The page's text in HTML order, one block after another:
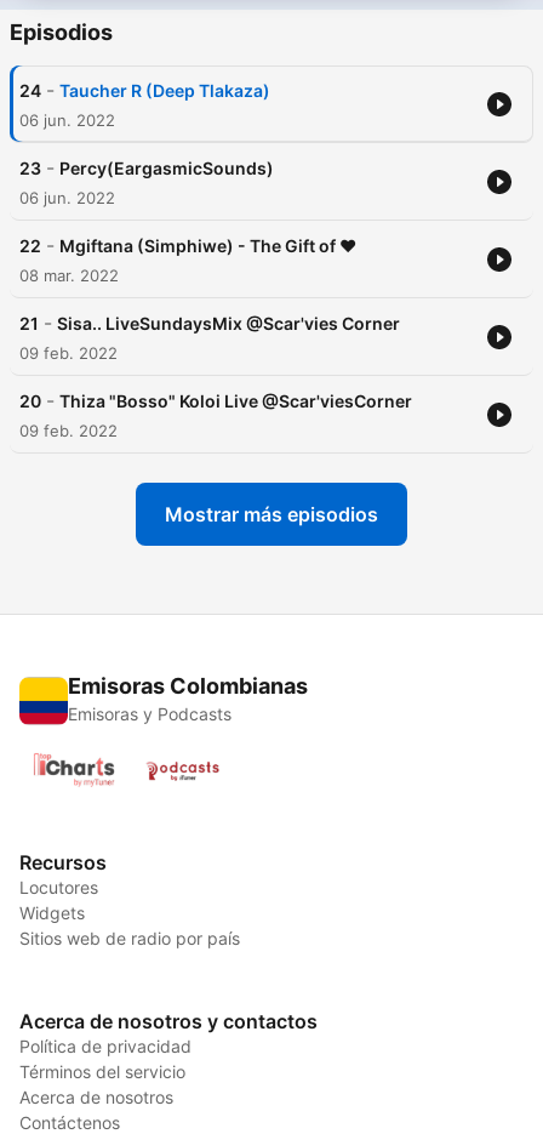
Episodios
24 - Taucher R (Deep Tlakaza)
06 jun. 2022
23 - Percy(EargasmicSounds)
06 jun. 2022
22 - Mgiftana (Simphiwe) - The Gift of ❤️
08 mar. 2022
21 - Sisa.. LiveSundaysMix @Scar'vies Corner
09 feb. 2022
20 - Thiza "Bosso" Koloi Live @Scar'viesCorner
09 feb. 2022
Mostrar más episodios
Emisoras Colombianas
Emisoras y Podcasts
Recursos
Locutores
Widgets
Sitios web de radio por país
Acerca de nosotros y contactos
Política de privacidad
Términos del servicio
Acerca de nosotros
Contáctenos